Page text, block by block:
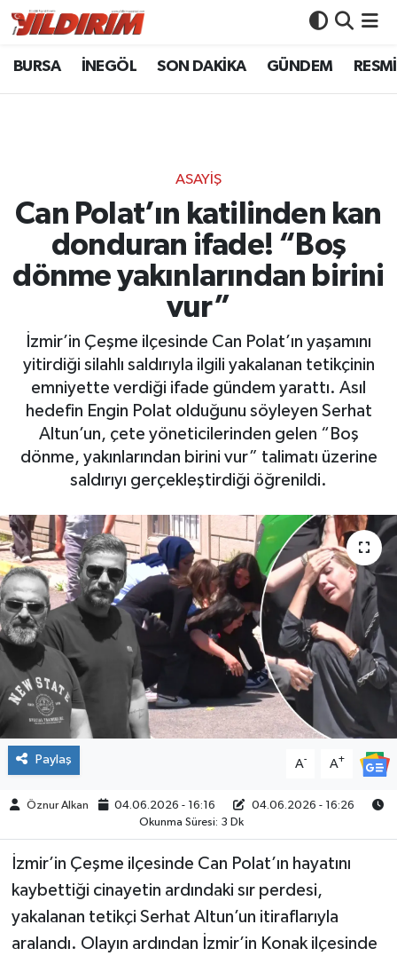
BURSA İNEGÖL SON DAKİKA GÜNDEM
ASAYİŞ
Can Polat’ın katilinden kan
donduran ifade! “Boş
dönme yakınlarından birini
vur”
İzmir’in Çeşme ilçesinde Can Polat’ın yaşamını
yitirdiği silahlı saldırıyla ilgili yakalanan tetikçinin
emniyette verdiği ifade gündem yarattı. Asıl
hedefin Engin Polat olduğunu söyleyen Serhat
Altun’un, çete yöneticilerinden gelen “Boş
dönme, yakınlarından birini vur” talimatı üzerine
saldırıyı gerçekleştirdiği öğrenildi.
Paylaş A- A+
Öznur Alkan 04.06.2026 - 16:16
04.06.2026 - 16:26
Okunma Süresi: 3 Dk
İzmir’in Çeşme ilçesinde Can Polat’ın hayatını
kaybettiği cinayetin ardındaki sır perdesi,
yakalanan tetikçi Serhat Altun’un itiraflarıyla
aralandı. Olayın ardından İzmir’in Konak ilçesinde
BURSA
GÜNDEM
RESMİ İLANLAR
KÖŞE YAZILARI
SİYASET
YAŞAM
SPOR
Bursa Nöbetçi Eczaneler
Bursa Trafik Yoğunluk Haritası
Süper Lig Puan Durumu ve Fikstür
Tüm Manşetler
Son Dakika Haberleri
Haber Arşivi